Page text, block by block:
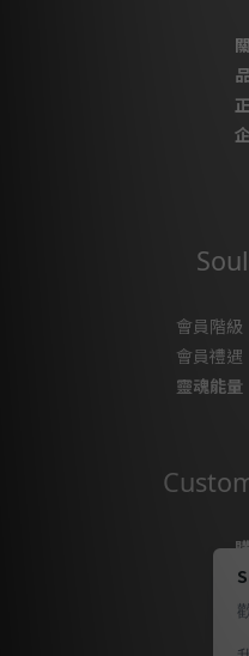
會員階級
會員禮遇
靈魂能量